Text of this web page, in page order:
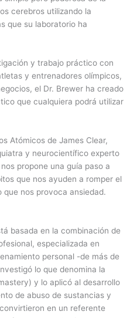
cerebros utilizando la
que su laboratorio ha
y trabajo práctico con
y entrenadores olímpicos,
el Dr. Brewer ha creado
que cualquiera podrá utilizar
Atómicos de James Clear,
y neurocientífico experto
propone una guía paso a
que nos ayuden a romper el
nos provoca ansiedad.
basada en la combinación de
especializada en
personal -de más de
lo que denomina la
y lo aplicó al desarrollo
de abuso de sustancias y
en un referente